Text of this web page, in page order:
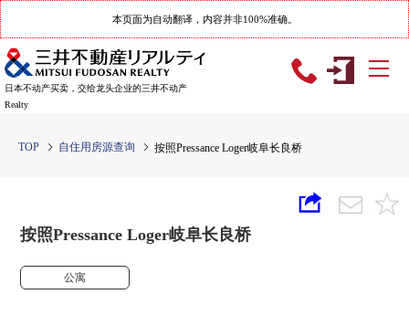
本页面为自动翻译，内容并非100%准确。
日本不动产买卖，交给龙头企业的三井不动产
Realty
TOP 自住用房源查询 按照Pressance Loger岐阜长良桥
按照Pressance Loger岐阜长良桥
公寓